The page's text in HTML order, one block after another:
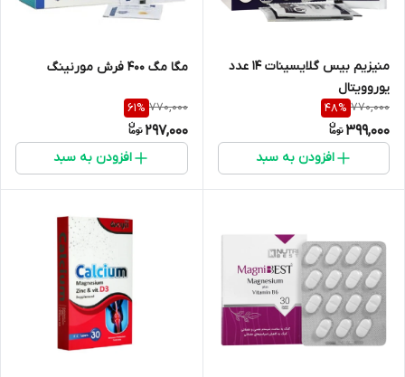
منیزیم بیس گلایسینات 14 عدد
یوروویتال
770,000
48%
399,000
افزودن به سبد
مگا مگ 400 فرش مورنینگ
770,000
61%
297,000
افزودن به سبد